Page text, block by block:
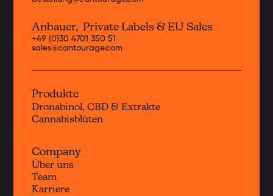
Anbauer, Private Labels & EU Sales
+49 (0)30 4701 350 51
sales@cantourage.com
Produkte
Dronabinol, CBD & Extrakte
Cannabisblüten
Company
Über uns
Team
Karriere